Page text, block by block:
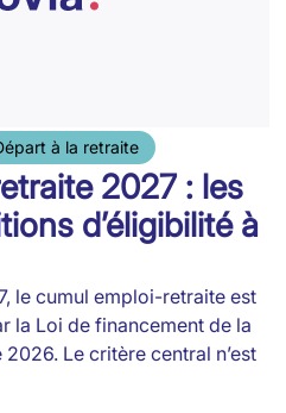
à la retraite
2027 : les
d’éligibilité à
le cumul emploi-retraite est
la Loi de financement de la
Le critère central n’est